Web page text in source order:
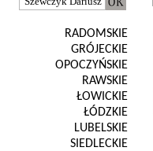
RADOMSKIE
GRÓJECKIE
OPOCZYŃSKIE
RAWSKIE
ŁOWICKIE
ŁÓDZKIE
LUBELSKIE
SIEDLECKIE